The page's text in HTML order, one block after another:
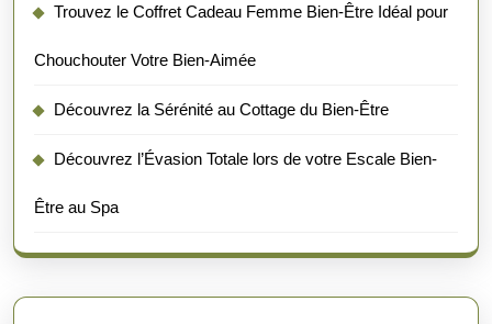
Trouvez le Coffret Cadeau Femme Bien-Être Idéal pour
Chouchouter Votre Bien-Aimée
Découvrez la Sérénité au Cottage du Bien-Être
Découvrez l’Évasion Totale lors de votre Escale Bien-
Être au Spa